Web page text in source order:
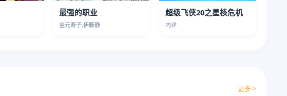
最强的职业
金元寿子,伊藤静
超级飞侠20之星核危机
内详
更多 >